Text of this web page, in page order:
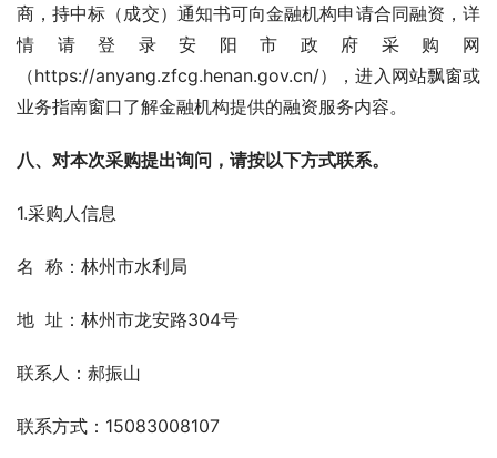
商，持中标（成交）通知书可向金融机构申请合同融资，详
情请登录安阳市政府采购网
（https://anyang.zfcg.henan.gov.cn/），进入网站飘窗或
业务指南窗口了解金融机构提供的融资服务内容。
八、对本次采购提出询问，请按以下方式联系。
1.采购人信息
名  称：林州市水利局
地  址：林州市龙安路304号
联系人：郝振山
联系方式：15083008107